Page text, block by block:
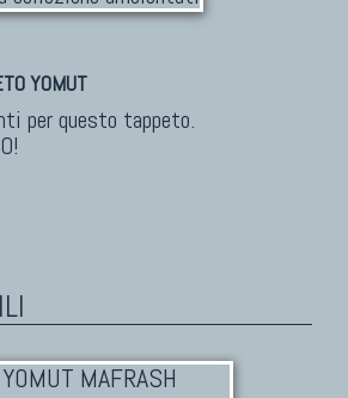
YOMUT
per questo tappeto.